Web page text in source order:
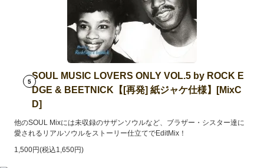
5
SOUL MUSIC LOVERS ONLY VOL.5 by ROCK E
DGE & BEETNICK【[再発] 紙ジャケ仕様】[MixC
D]
他のSOUL Mixには未収録のサザンソウルなど、ブラザー・シスター達に
愛されるリアルソウルをストーリー仕立てでEditMix！
1,500円(税込1,650円)